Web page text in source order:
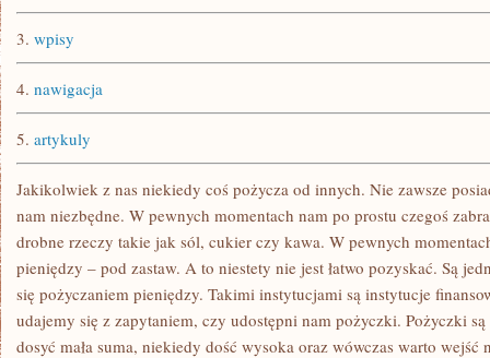
3. wpisy
4. nawigacja
5. artykuly
Jakikolwiek z nas niekiedy coś pożycza od innych. Nie zawsze
nam niezbędne. W pewnych momentach nam po prostu czegoś
drobne rzeczy takie jak sól, cukier czy kawa. W pewnych
pieniędzy – pod zastaw. A to niestety nie jest łatwo pozyskać. Są
się pożyczaniem pieniędzy. Takimi instytucjami są instytucje
udajemy się z zapytaniem, czy udostępni nam pożyczki. Pożyczki
dosyć mała suma, niekiedy dość wysoka oraz wówczas warto wejść